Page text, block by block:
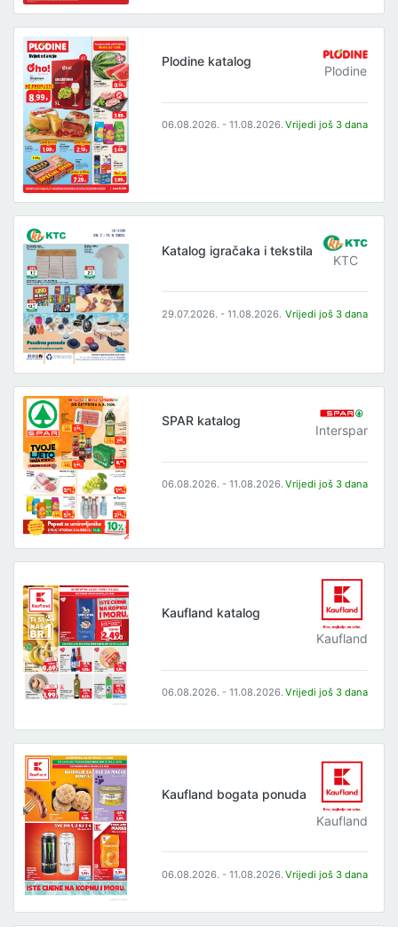
Plodine katalog
Plodine
06.08.2026. - 11.08.2026. Vrijedi još 3 dana
Katalog igračaka i tekstila
KTC
29.07.2026. - 11.08.2026. Vrijedi još 3 dana
SPAR katalog
Interspar
06.08.2026. - 11.08.2026. Vrijedi još 3 dana
Kaufland katalog
Kaufland
06.08.2026. - 11.08.2026. Vrijedi još 3 dana
Kaufland bogata ponuda
Kaufland
06.08.2026. - 11.08.2026. Vrijedi još 3 dana